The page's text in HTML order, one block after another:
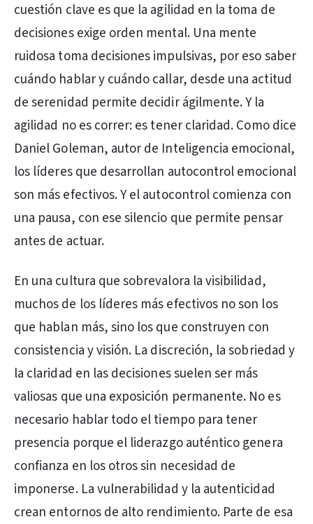
cuestión clave es que la agilidad en la toma de
decisiones exige orden mental. Una mente
ruidosa toma decisiones impulsivas, por eso saber
cuándo hablar y cuándo callar, desde una actitud
de serenidad permite decidir ágilmente. Y la
agilidad no es correr: es tener claridad. Como dice
Daniel Goleman, autor de Inteligencia emocional,
los líderes que desarrollan autocontrol emocional
son más efectivos. Y el autocontrol comienza con
una pausa, con ese silencio que permite pensar
antes de actuar.
En una cultura que sobrevalora la visibilidad,
muchos de los líderes más efectivos no son los
que hablan más, sino los que construyen con
consistencia y visión. La discreción, la sobriedad y
la claridad en las decisiones suelen ser más
valiosas que una exposición permanente. No es
necesario hablar todo el tiempo para tener
presencia porque el liderazgo auténtico genera
confianza en los otros sin necesidad de
imponerse. La vulnerabilidad y la autenticidad
crean entornos de alto rendimiento. Parte de esa